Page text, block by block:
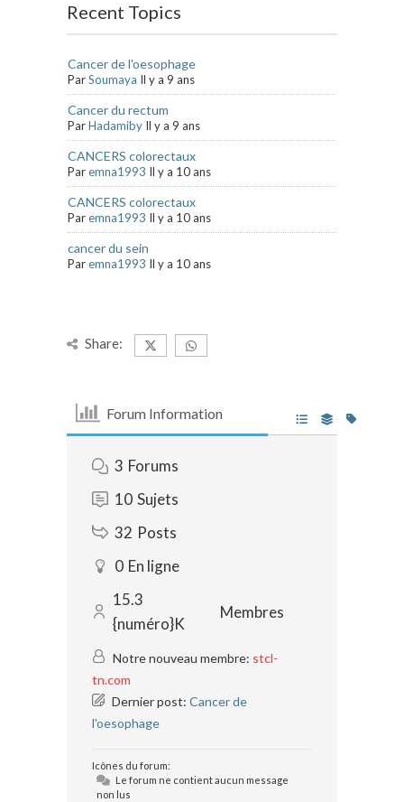
Recent Topics
Cancer de l'oesophage
ParSoumaya Il y a 9 ans
Cancer du rectum
ParHadamiby Il y a 9 ans
CANCERS colorectaux
Paremna1993 Il y a 10 ans
CANCERS colorectaux
Paremna1993 Il y a 10 ans
cancer du sein
Paremna1993 Il y a 10 ans
Share:
Forum Information
3 Forums
10 Sujets
32 Posts
0 En ligne
15.3
{numéro}K
Membres
Notre nouveau membre: stcl-
tn.com
Dernier post: Cancer de
l'oesophage
Icônes du forum:
Le forum ne contient aucun message
non lus